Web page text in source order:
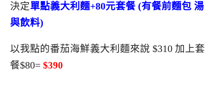
決定單點義大利麵+80元套餐 (有餐前麵包 湯
與飲料)
以我點的番茄海鮮義大利麵來說 $310 加上套
餐$80= $390